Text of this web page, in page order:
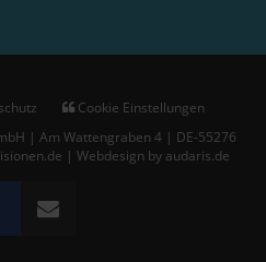
Cookie Einstellungen
| Am Wattengraben 4 | DE-55276
| Webdesign by audaris.de